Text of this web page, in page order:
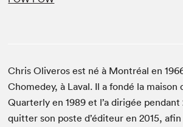
Chris Oliveros est né à Montréal en
Chomedey, à Laval. Il a fondé la maison
Quarterly en 1989 et l’a dirigée pendant
quitter son poste d’éditeur en 2015,